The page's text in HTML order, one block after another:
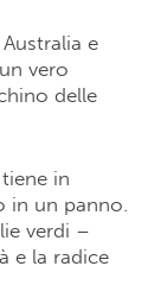
e
vero
delle
in
in un panno.
verdi –
e la radice